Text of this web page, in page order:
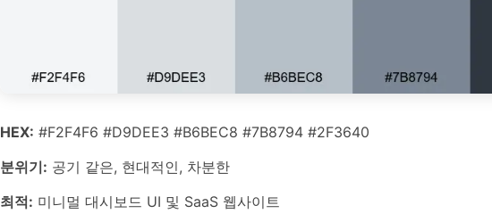
HEX: #F2F4F6 #D9DEE3 #B6BEC8 #7B8794 #2F3640
분위기: 공기 같은, 현대적인, 차분한
최적: 미니멀 대시보드 UI 및 SaaS 웹사이트